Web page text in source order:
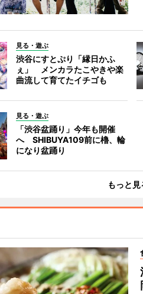
見る・遊ぶ
渋谷にすとぷり「縁日かふ
ぇ」 メンカラたこやきや楽
曲流して育てたイチゴも
見る・遊ぶ
「渋谷盆踊り」今年も開催
へ SHIBUYA109前に櫓、輪
になり盆踊り
もっと見